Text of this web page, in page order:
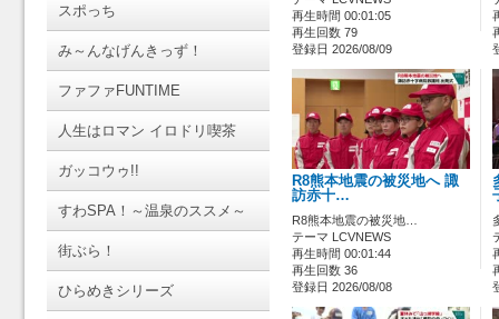
スポっち
み～んなげんきっず！
ファファFUNTIME
人生はロマン イロドリ喫茶
ガッコウゥ!!
すわSPA！～温泉のススメ～
街ぶら！
ひらめきシリーズ
再生時間 00:01:05
再生回数 79
登録日 2026/08/09
R8熊本地震の被災地へ 諏
訪赤十…
R8熊本地震の被災地…
テーマ LCVNEWS
再生時間 00:01:44
再生回数 36
登録日 2026/08/08